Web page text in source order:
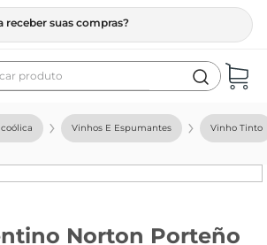
receber suas compras?
produto
Vinhos E Espumantes Vinho Tinto
Norton Porteño